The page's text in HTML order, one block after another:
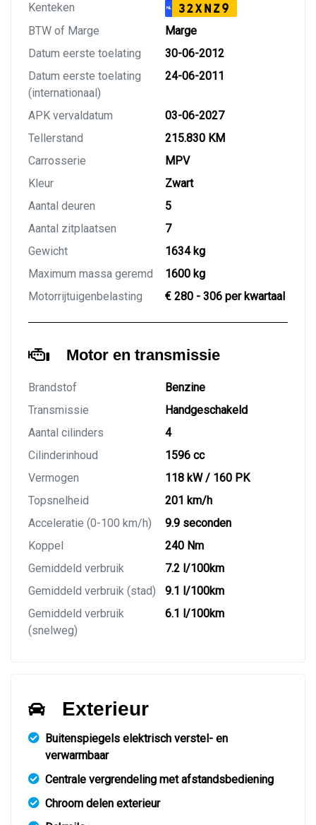
Kenteken NL 32XNZ9
BTW of Marge
Marge
Datum eerste toelating
30-06-2012
Datum eerste toelating
(internationaal)
24-06-2011
APK vervaldatum
03-06-2027
Tellerstand
215.830 KM
Carrosserie
MPV
Kleur
Zwart
Aantal deuren
5
Aantal zitplaatsen
7
Gewicht
1634 kg
Maximum massa geremd
1600 kg
Motorrijtuigenbelasting
€ 280 - 306 per kwartaal
Motor en transmissie
Brandstof
Benzine
Transmissie
Handgeschakeld
Aantal cilinders
4
Cilinderinhoud
1596 cc
Vermogen
118 kW / 160 PK
Topsnelheid
201 km/h
Acceleratie (0-100 km/h)
9.9 seconden
Koppel
240 Nm
Gemiddeld verbruik
7.2 l/100km
Gemiddeld verbruik (stad)
9.1 l/100km
Gemiddeld verbruik
(snelweg)
6.1 l/100km
Exterieur
Buitenspiegels elektrisch verstel- en
verwarmbaar
Centrale vergrendeling met afstandsbediening
Chroom delen exterieur